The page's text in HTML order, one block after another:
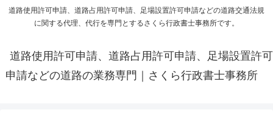
道路使用許可申請、道路占用許可申請、足場設置許可申請などの道路交通法規
に関する代理、代行を専門とするさくら行政書士事務所です。
道路使用許可申請、道路占用許可申請、足場設置許可
申請などの道路の業務専門｜さくら行政書士事務所